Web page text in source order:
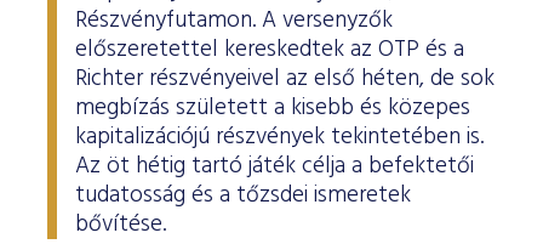
Részvényfutamon. A versenyzők
előszeretettel kereskedtek az OTP és a
Richter részvényeivel az első héten, de sok
megbízás született a kisebb és közepes
kapitalizációjú részvények tekintetében is.
Az öt hétig tartó játék célja a befektetői
tudatosság és a tőzsdei ismeretek
bővítése.